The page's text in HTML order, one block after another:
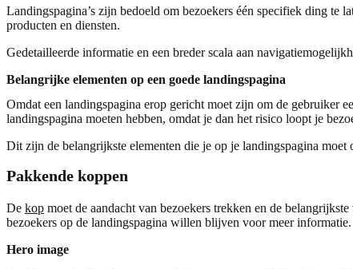
Landingspagina’s zijn bedoeld om bezoekers één specifiek ding
producten en diensten.
Gedetailleerde informatie en een breder scala aan
Belangrijke elementen op een goede landingspagina
Omdat een landingspagina erop gericht moet zijn om de gebruiker
landingspagina moeten hebben, omdat je dan het risico loopt je
Dit zijn de belangrijkste elementen die je op je landingspagina moet
Pakkende koppen
De kop moet de aandacht van bezoekers trekken en de
bezoekers op de landingspagina willen blijven voor meer informatie.
Hero image